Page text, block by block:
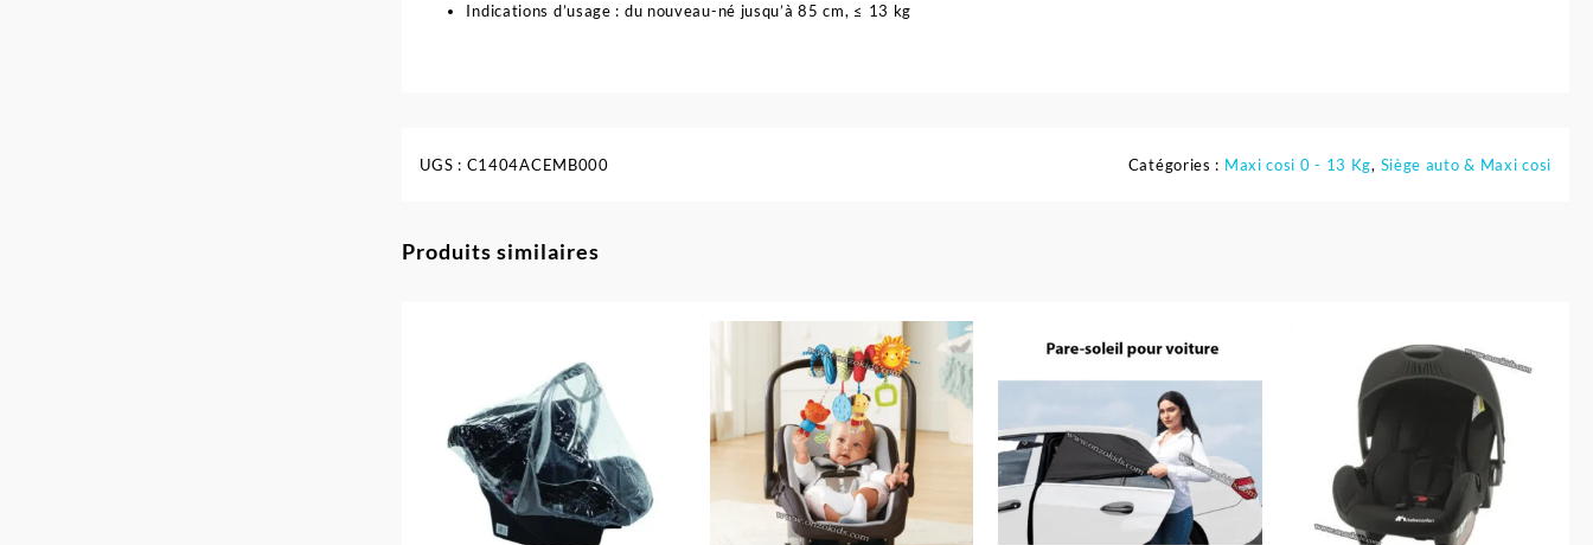
Indications d’usage : du nouveau-né jusqu’à 85 cm, ≤ 13 kg
UGS : C1404ACEMB000 Catégories : Maxi cosi 0 - 13 Kg, Siège auto & Maxi cosi
Produits similaires